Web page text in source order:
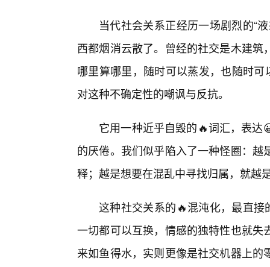
当代社会关系正经历一场剧烈的“
西都烟消云散了。曾经的社交是木建
哪里算哪里，随时可以蒸发，也随时
对这种不确定性的嘲讽与反抗。
它用一种近乎自毁的🔥词汇，表
的厌倦。我们似乎陷入了一种怪圈：
释；越是想要在混乱中寻找归属，就越
这种社交关系的🔥混沌化，最直接
一切都可以互换，情感的独特性也就
来如鱼得水，实则更像是社交机器上